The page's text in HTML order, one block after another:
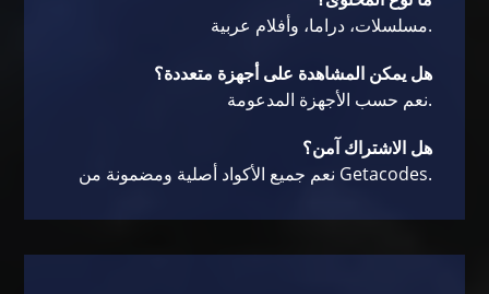
مسلسلات، دراما، وأفلام عربية.
هل يمكن المشاهدة على أجهزة متعددة؟
نعم حسب الأجهزة المدعومة.
هل الاشتراك آمن؟
نعم جميع الأكواد أصلية ومضمونة من Getacodes.